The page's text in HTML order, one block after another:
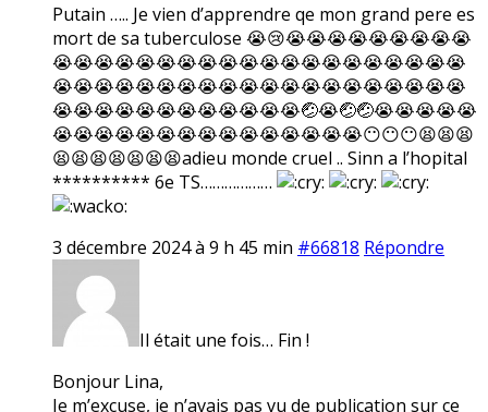
Putain ….. Je vien d’apprendre qe mon grand pere es
mort de sa tuberculose 😭😢😭😭😭😭😭😭😭😭😭
😭😭😭😭😭😭😭😭😭😭😭😭😭😭😭😭😭😭😭😭
😭😭😭😭😭😭😭😭😭😭😭😭😭😭😭😭😭😭😭😭
😭😭😭😭😭😭😭😭😭😭😭😭🤕😭🤕🤕😭😭😭😭😭
😭😭😭😭😭😭😭😭😭😭😭😭😭😭😭😶😶😶😫😫😫
😫😫😫😫😫😫😫adieu monde cruel .. Sinn a l’hopital
********** 6e TS………………
3 décembre 2024 à 9 h 45 min #66818 Répondre
Il était une fois… Fin !
Bonjour Lina,
Je m’excuse, je n’avais pas vu de publication sur ce